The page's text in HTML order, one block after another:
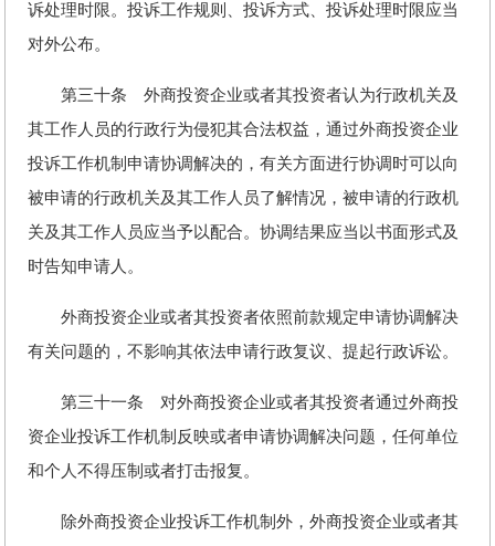
诉处理时限。投诉工作规则、投诉方式、投诉处理时限应当
对外公布。
第三十条 外商投资企业或者其投资者认为行政机关及
其工作人员的行政行为侵犯其合法权益，通过外商投资企业
投诉工作机制申请协调解决的，有关方面进行协调时可以向
被申请的行政机关及其工作人员了解情况，被申请的行政机
关及其工作人员应当予以配合。协调结果应当以书面形式及
时告知申请人。
外商投资企业或者其投资者依照前款规定申请协调解决
有关问题的，不影响其依法申请行政复议、提起行政诉讼。
第三十一条 对外商投资企业或者其投资者通过外商投
资企业投诉工作机制反映或者申请协调解决问题，任何单位
和个人不得压制或者打击报复。
除外商投资企业投诉工作机制外，外商投资企业或者其